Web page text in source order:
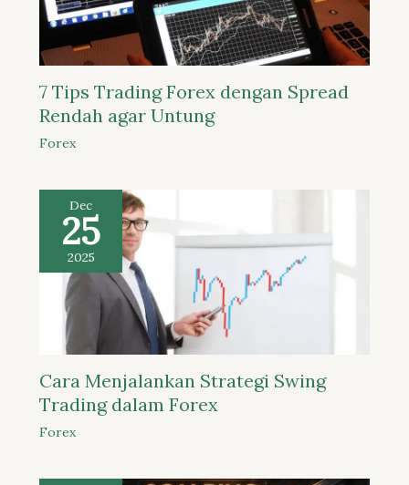
7 Tips Trading Forex dengan Spread
Rendah agar Untung
Forex
Dec
25
2025
Cara Menjalankan Strategi Swing
Trading dalam Forex
Forex